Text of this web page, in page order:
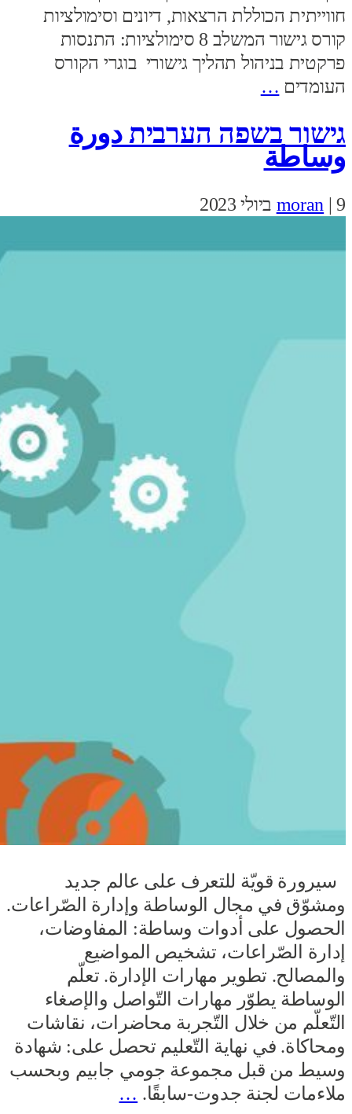
חווייתית הכוללת הרצאות, דיונים וסימולציות
קורס גישור המשלב 8 סימולציות: התנסות
פרקטית בניהול תהליך גישורי בוגרי הקורס
העומדים …
גישור בשפה הערבית دورة
وساطة
moran |9 ביולי 2023
سيرورة قويّة للتعرف على عالم جديد
ومشوّق في مجال الوساطة وإدارة الصّراعات.
الحصول على أدوات وساطة: المفاوضات،
إدارة الصّراعات، تشخيص المواضيع
والمصالح. تطوير مهارات الإدارة. تعلّم
الوساطة يطوّر مهارات التّواصل والإصغاء
التّعلّم من خلال التّجربة محاضرات، نقاشات
ومحاكاة. في نهاية التّعليم تحصل على: شهادة
وسيط من قبل مجموعة جومي جابيم وبحسب
ملاءمات لجنة جدوت-سابقًا. …